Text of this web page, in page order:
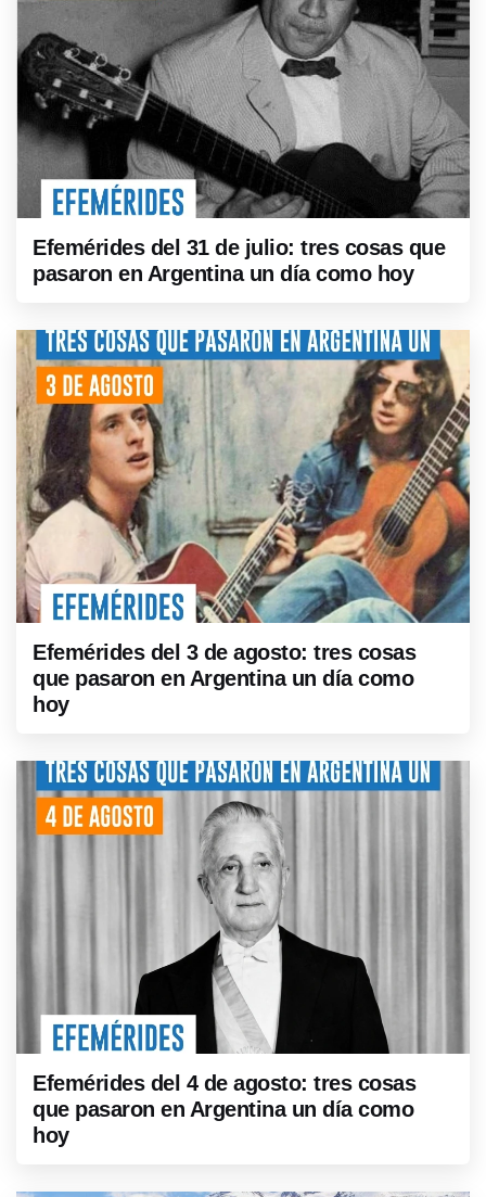
Efemérides del 31 de julio: tres cosas que
pasaron en Argentina un día como hoy
Efemérides del 3 de agosto: tres cosas
que pasaron en Argentina un día como
hoy
Efemérides del 4 de agosto: tres cosas
que pasaron en Argentina un día como
hoy